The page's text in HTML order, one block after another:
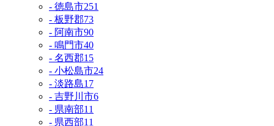
- 徳島市251
- 板野郡73
- 阿南市90
- 鳴門市40
- 名西郡15
- 小松島市24
- 淡路島17
- 吉野川市6
- 県南部11
- 県西部11